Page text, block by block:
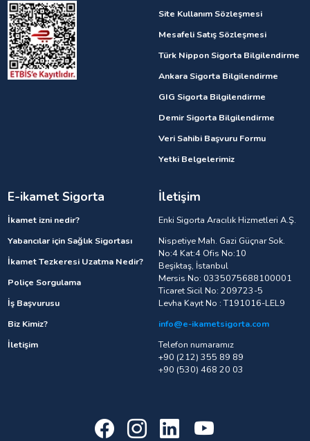
Site Kullanım Sözleşmesi
Mesafeli Satış Sözleşmesi
Türk Nippon Sigorta Bilgilendirme
Ankara Sigorta Bilgilendirme
GIG Sigorta Bilgilendirme
Demir Sigorta Bilgilendirme
Veri Sahibi Başvuru Formu
Yetki Belgelerimiz
E-ikamet Sigorta
İkamet izni nedir?
Yabancılar için Sağlık Sigortası
İkamet Tezkeresi Uzatma Nedir?
Poliçe Sorgulama
İş Başvurusu
Biz Kimiz?
İletişim
İletişim
Enki Sigorta Aracılık Hizmetleri A.Ş.
Nispetiye Mah. Gazi Güçnar Sok.
No:4 Kat:4 Ofis No:10
Beşiktaş, İstanbul
Mersis No: 0335075688100001
Ticaret Sicil No: 209723-5
Levha Kayıt No : T191016-LEL9
info@e-ikametsigorta.com
Telefon numaramız
+90 (212) 355 89 89
+90 (530) 468 20 03